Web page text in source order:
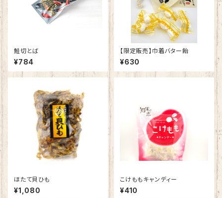
鮭切とば
¥784
【限定販売】巾着バター飴
¥630
ほたて貝ひも
¥1,080
こけももキャンディー
¥410